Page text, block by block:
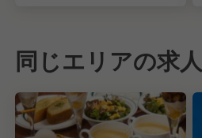
同じエリアの求人